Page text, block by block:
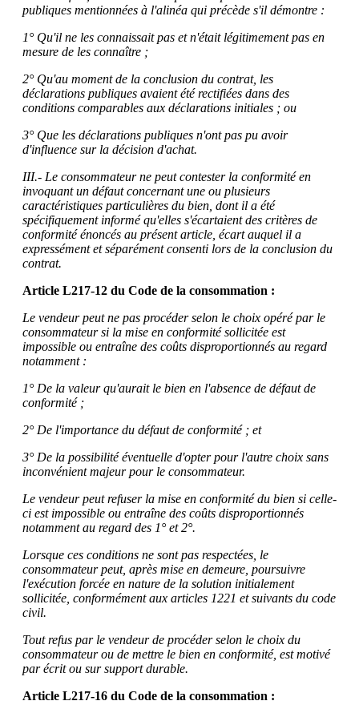
publiques mentionnées à l'alinéa qui précède s'il démontre :
1° Qu'il ne les connaissait pas et n'était légitimement pas en
mesure de les connaître ;
2° Qu'au moment de la conclusion du contrat, les
déclarations publiques avaient été rectifiées dans des
conditions comparables aux déclarations initiales ; ou
3° Que les déclarations publiques n'ont pas pu avoir
d'influence sur la décision d'achat.
III.- Le consommateur ne peut contester la conformité en
invoquant un défaut concernant une ou plusieurs
caractéristiques particulières du bien, dont il a été
spécifiquement informé qu'elles s'écartaient des critères de
conformité énoncés au présent article, écart auquel il a
expressément et séparément consenti lors de la conclusion du
contrat.
Article L217-12 du Code de la consommation :
Le vendeur peut ne pas procéder selon le choix opéré par le
consommateur si la mise en conformité sollicitée est
impossible ou entraîne des coûts disproportionnés au regard
notamment :
1° De la valeur qu'aurait le bien en l'absence de défaut de
conformité ;
2° De l'importance du défaut de conformité ; et
3° De la possibilité éventuelle d'opter pour l'autre choix sans
inconvénient majeur pour le consommateur.
Le vendeur peut refuser la mise en conformité du bien si celle-
ci est impossible ou entraîne des coûts disproportionnés
notamment au regard des 1° et 2°.
Lorsque ces conditions ne sont pas respectées, le
consommateur peut, après mise en demeure, poursuivre
l'exécution forcée en nature de la solution initialement
sollicitée, conformément aux articles 1221 et suivants du code
civil.
Tout refus par le vendeur de procéder selon le choix du
consommateur ou de mettre le bien en conformité, est motivé
par écrit ou sur support durable.
Article L217-16 du Code de la consommation :